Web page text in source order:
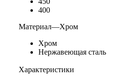
400
Материал—Хром
Хром
Нержавеющая сталь
Характеристики